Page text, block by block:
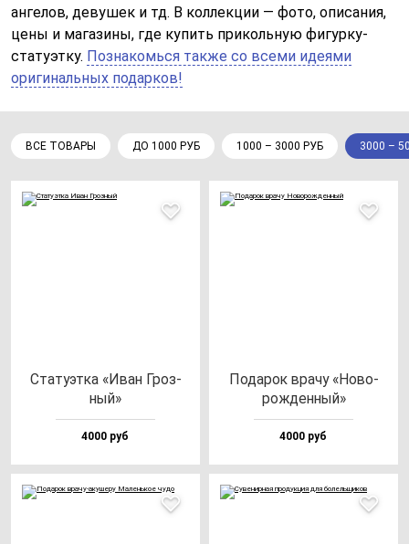
ангелов, девушек и тд. В коллекции — фото, описания,
цены и магазины, где купить прикольную фигурку-
статуэтку. Познакомься также со всеми идеями
оригинальных подарков!
ВСЕ ТОВАРЫ ДО 1000 РУБ 1000 – 3000 РУБ 3000 –
Ста­ту­эт­ка «Иван Гроз­
ный»
4000 руб
Пода­рок вра­чу «Ново­
рож­ден­ный»
4000 руб